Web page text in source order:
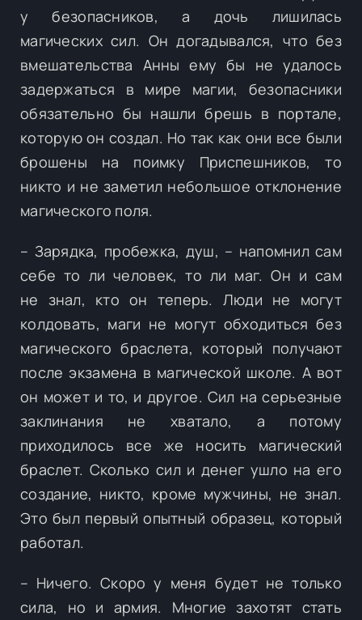
у безопасников, а дочь лишилась
магических сил. Он догадывался, что без
вмешательства Анны ему бы не удалось
задержаться в мире магии, безопасники
обязательно бы нашли брешь в портале,
которую он создал. Но так как они все были
брошены на поимку Приспешников, то
никто и не заметил небольшое отклонение
магического поля.
– Зарядка, пробежка, душ, – напомнил сам
себе то ли человек, то ли маг. Он и сам
не знал, кто он теперь. Люди не могут
колдовать, маги не могут обходиться без
магического браслета, который получают
после экзамена в магической школе. А вот
он может и то, и другое. Сил на серьезные
заклинания не хватало, а потому
приходилось все же носить магический
браслет. Сколько сил и денег ушло на его
создание, никто, кроме мужчины, не знал.
Это был первый опытный образец, который
работал.
– Ничего. Скоро у меня будет не только
сила, но и армия. Многие захотят стать